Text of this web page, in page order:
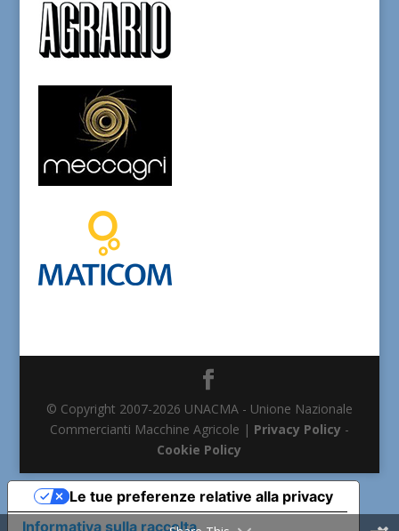
© Copyright 2007-2026 UNACMA - Unione Nazionale
Commercianti Macchine Agricole | Privacy Policy -
Cookie Policy
Informativa sulla raccolta
Le tue preferenze relative alla privacy